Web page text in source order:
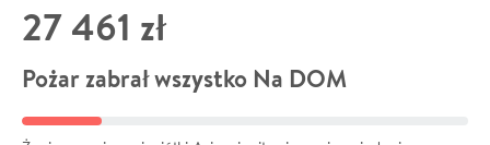
27 461 zł
Pożar zabrał wszystko Na DOM